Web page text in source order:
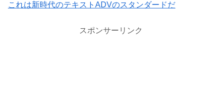
これは新時代のテキストADVのスタンダードだ
スポンサーリンク